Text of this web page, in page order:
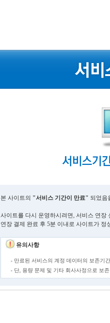
본 사이트의 "서비스 기간이 만료" 되었음
사이트를 다시 운영하시려면, 서비스 연장
연장 결제 완료 후 5분 이내로 사이트가 정
유의사항
- 만료된 서비스의 계정 데이터의 보존기
- 단, 용량 문제 및 기타 회사사정으로 보